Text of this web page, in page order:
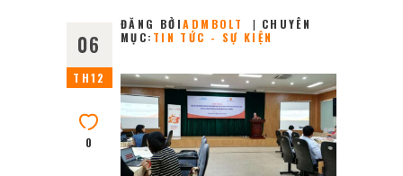
06
TH12
0
ĐĂNG BỞIADMBOLT
CHUYÊN
MỤC: TIN TỨC - SỰ KIỆN